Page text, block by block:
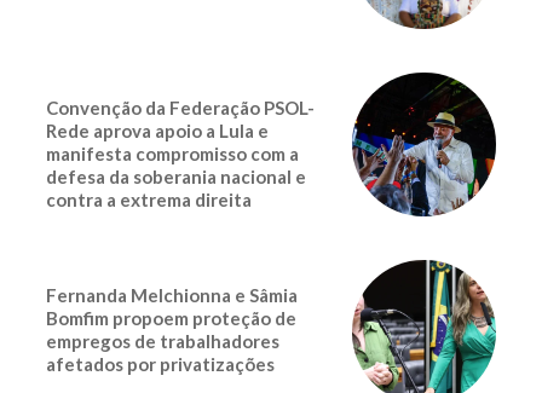
Convenção da Federação PSOL-
Rede aprova apoio a Lula e
manifesta compromisso com a
defesa da soberania nacional e
contra a extrema direita
Fernanda Melchionna e Sâmia
Bomfim propoem proteção de
empregos de trabalhadores
afetados por privatizações